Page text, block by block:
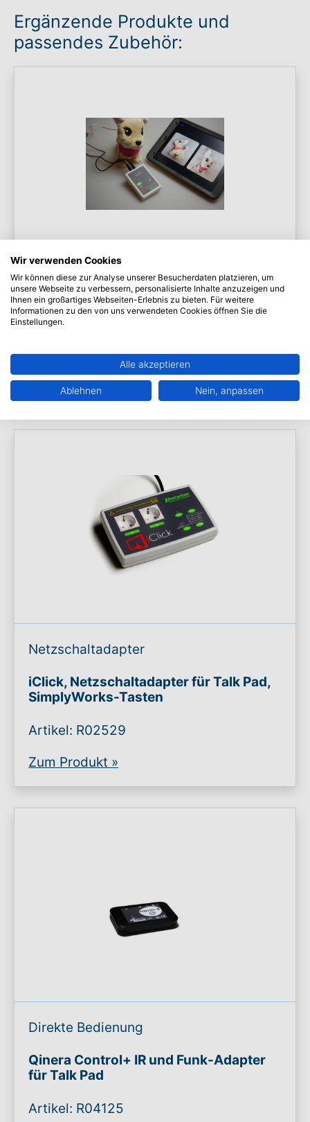
Ergänzende Produkte und
passendes Zubehör:
weiteres Zubehör
iControl
Artikel: R02519
Zum Produkt»
Netzschaltadapter
iClick, Netzschaltadapter für Talk Pad,
SimplyWorks-Tasten
Artikel: R02529
Zum Produkt »
Direkte Bedienung
Qinera Control+ IR und Funk-Adapter
für Talk Pad
Artikel: R04125
Wir verwenden Cookies
Wir können diese zur Analyse unserer Besucherdaten platzieren, um
unsere Webseite zu verbessern, personalisierte Inhalte anzuzeigen und
Ihnen ein großartiges Webseiten-Erlebnis zu bieten. Für weitere
Informationen zu den von uns verwendeten Cookies öffnen Sie die
Einstellungen.
Alle akzeptieren
Ablehnen Nein, anpassen